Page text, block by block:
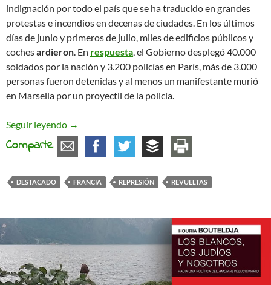
indignación por todo el país que se ha traducido en grandes
protestas e incendios en decenas de ciudades. En los últimos
días de junio y primeros de julio, miles de edificios públicos y
cochesardieron . En respuesta , el Gobierno desplegó 40.000
soldados por la nación y 3.200 policías en París, más de 3.000
personas fueron detenidas y al menos un manifestante murió
en Marsella por un proyectil de la policía.
Seguir leyendo Revuelta contra el racismo y la violencia policial
→
Comparte
DESTACADO FRANCIA REPRESIÓN REVUELTAS